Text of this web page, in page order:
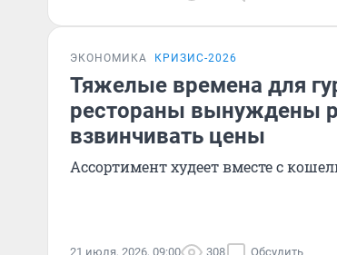
ЭКОНОМИКА КРИЗИС-2026
Тяжелые времена для
рестораны вынуждены
взвинчивать цены
Ассортимент худеет вместе с
21 июля, 2026, 09:00 308 Обсудить